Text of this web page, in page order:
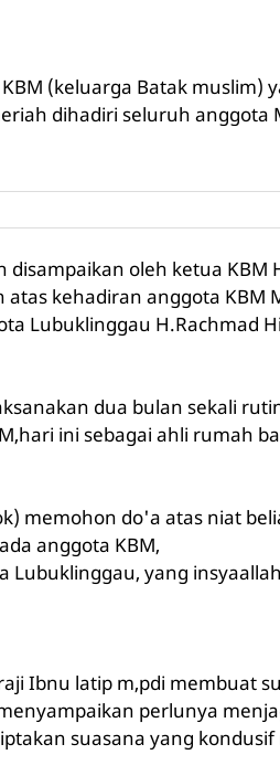
(keluarga Batak muslim)
dihadiri seluruh
disampaikan oleh ketua KBM
kehadiran anggota KBM
Lubuklinggau H.Rachmad
dua bulan sekali
ini sebagai ahli rumah
memohon do'a atas niat
anggota KBM,
Lubuklinggau, yang
Ibnu latip m,pdi membuat
perlunya
suasana yang